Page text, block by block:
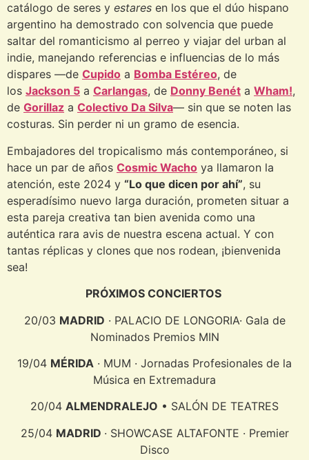
catálogo de seres y estares en los que el dúo hispano
argentino ha demostrado con solvencia que puede
saltar del romanticismo al perreo y viajar del urban al
indie, manejando referencias e influencias de lo más
dispares —de Cupido a Bomba Estéreo, de
los Jackson 5 a Carlangas, de Donny Benét a Wham!,
de Gorillaz a Colectivo Da Silva— sin que se noten las
costuras. Sin perder ni un gramo de esencia.
Embajadores del tropicalismo más contemporáneo, si
hace un par de años Cosmic Wacho ya llamaron la
atención, este 2024 y “Lo que dicen por ahí”, su
esperadísimo nuevo larga duración, prometen situar a
esta pareja creativa tan bien avenida como una
auténtica rara avis de nuestra escena actual. Y con
tantas réplicas y clones que nos rodean, ¡bienvenida
sea!
PRÓXIMOS CONCIERTOS
20/03 MADRID · PALACIO DE LONGORIA· Gala de
Nominados Premios MIN
19/04 MÉRIDA · MUM · Jornadas Profesionales de la
Música en Extremadura
20/04 ALMENDRALEJO • SALÓN DE TEATRES
25/04 MADRID · SHOWCASE ALTAFONTE · Premier
Disco